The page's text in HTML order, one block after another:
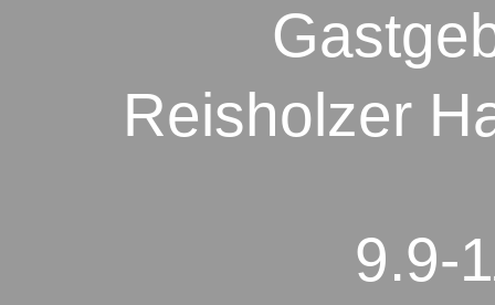
Reisholzer
9.9-